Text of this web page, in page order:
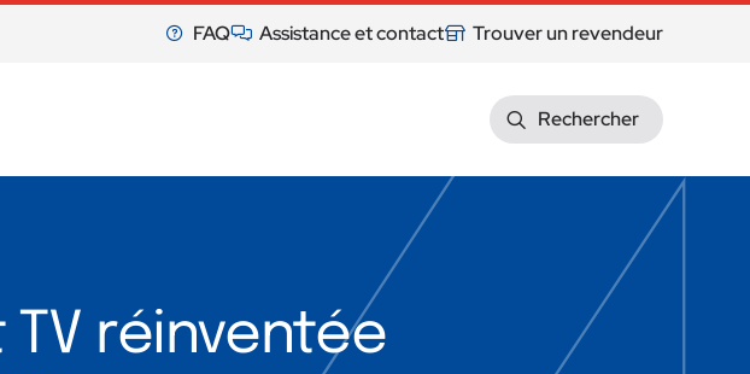
FAQ Assistance et contact Trouver un revendeur
Rechercher
TV réinventée